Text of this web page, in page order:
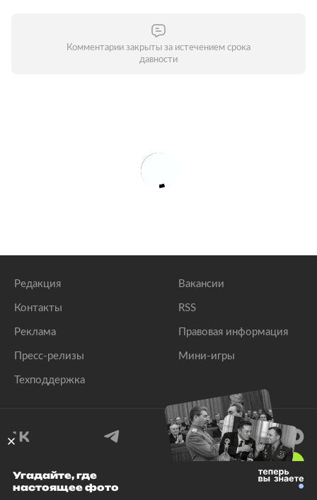
Комментарии закрыты за истечением срока
давности
Редакция
Контакты
Реклама
Пресс-релизы
Техподдержка
Вакансии
RSS
Правовая информация
Мини-игры
© 1999–2026 Все права защищены.
Угадайте, где
настоящее фото